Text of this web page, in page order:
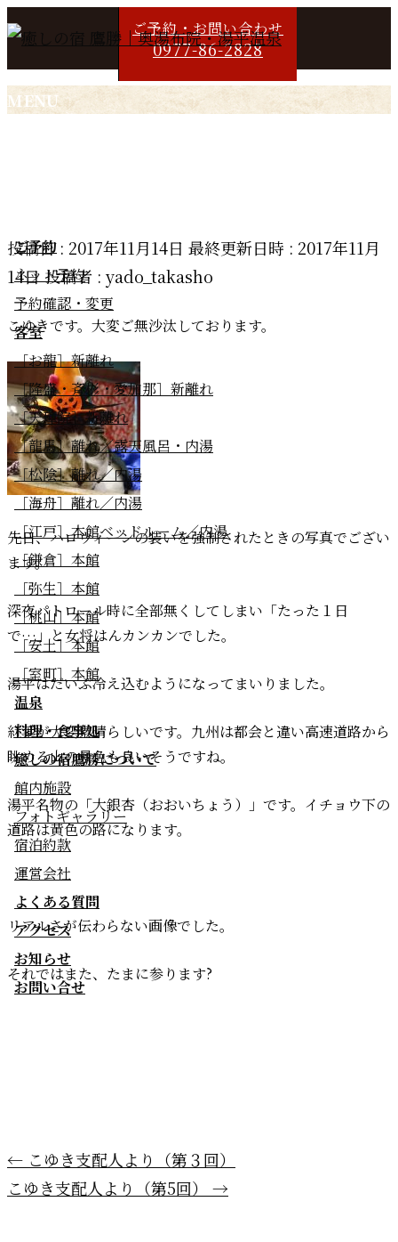
ご予約・お問い合わせ
0977-86-2828
MENU
を
飛
ば
す
ご予約
ネット予約
予約確認・変更
客室
［お龍］新離れ
［隆盛・斉彬・愛加那］新離れ
［天璋院］新離れ
［龍馬］離れ／露天風呂・内湯
［松陰］離れ／内湯
［海舟］離れ／内湯
［江戸］本館ベッドルーム／内湯
［鎌倉］本館
［弥生］本館
［桃山］本館
［安土］本館
［室町］本館
温泉
料理・食事処
癒しの宿鷹勝について
館内施設
フォトギャラリー
宿泊約款
運営会社
よくある質問
アクセス
お知らせ
お問い合せ
投稿日 : 2017年11月14日 最終更新日時 : 2017年11月
14日投稿者 : yado_takasho
こゆきです。大変ご無沙汰しております。
先日、ハロウィーンの装いを強制されたときの写真でござい
ます。
深夜パトロール時に全部無くしてしまい「たった１日
で…」と女将はんカンカンでした。
湯平はだいぶ冷え込むようになってまいりました。
紅葉が大変素晴らしいです。九州は都会と違い高速道路から
眺める山の景色も良いそうですね。
湯平名物の「大銀杏（おおいちょう）」です。イチョウ下の
道路は黄色の路になります。
リアルさが伝わらない画像でした。
それではまた、たまに参ります?
← こゆき支配人より（第３回）
こゆき支配人より（第5回） →